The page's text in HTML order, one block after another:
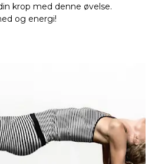
krop med denne øvelse.
og energi!